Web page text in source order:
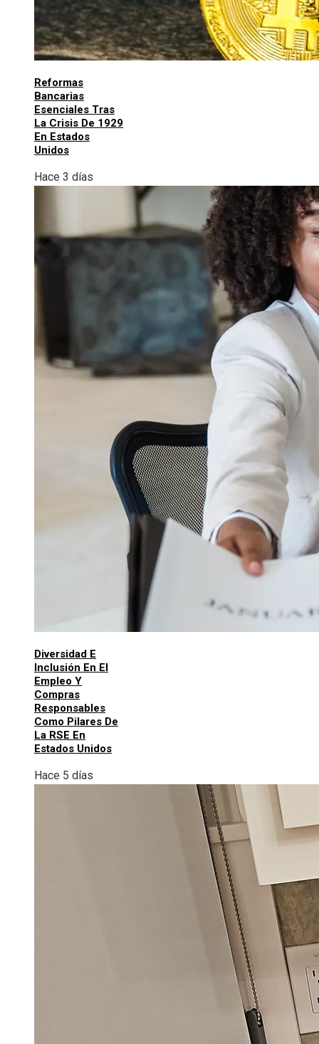
Reformas
Bancarias
Esenciales Tras
La Crisis De 1929
En Estados
Unidos
Hace 3 días
Diversidad E
Inclusión En El
Empleo Y
Compras
Responsables
Como Pilares De
La RSE En
Estados Unidos
Hace 5 días